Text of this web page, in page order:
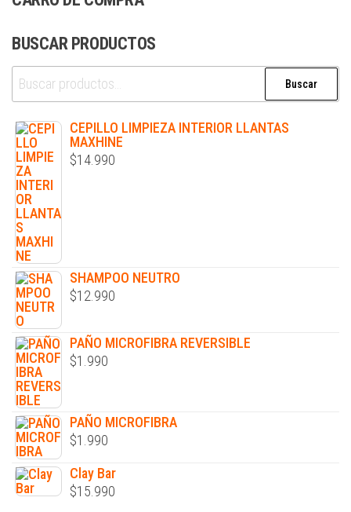
BUSCAR PRODUCTOS
Buscar
CEPILLO LIMPIEZA INTERIOR LLANTAS
MAXHINE
$14.990
SHAMPOO NEUTRO
$12.990
PAÑO MICROFIBRA REVERSIBLE
$1.990
PAÑO MICROFIBRA
$1.990
Clay Bar
$15.990